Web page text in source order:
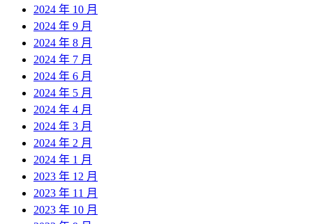
2024 年 10 月
2024 年 9 月
2024 年 8 月
2024 年 7 月
2024 年 6 月
2024 年 5 月
2024 年 4 月
2024 年 3 月
2024 年 2 月
2024 年 1 月
2023 年 12 月
2023 年 11 月
2023 年 10 月